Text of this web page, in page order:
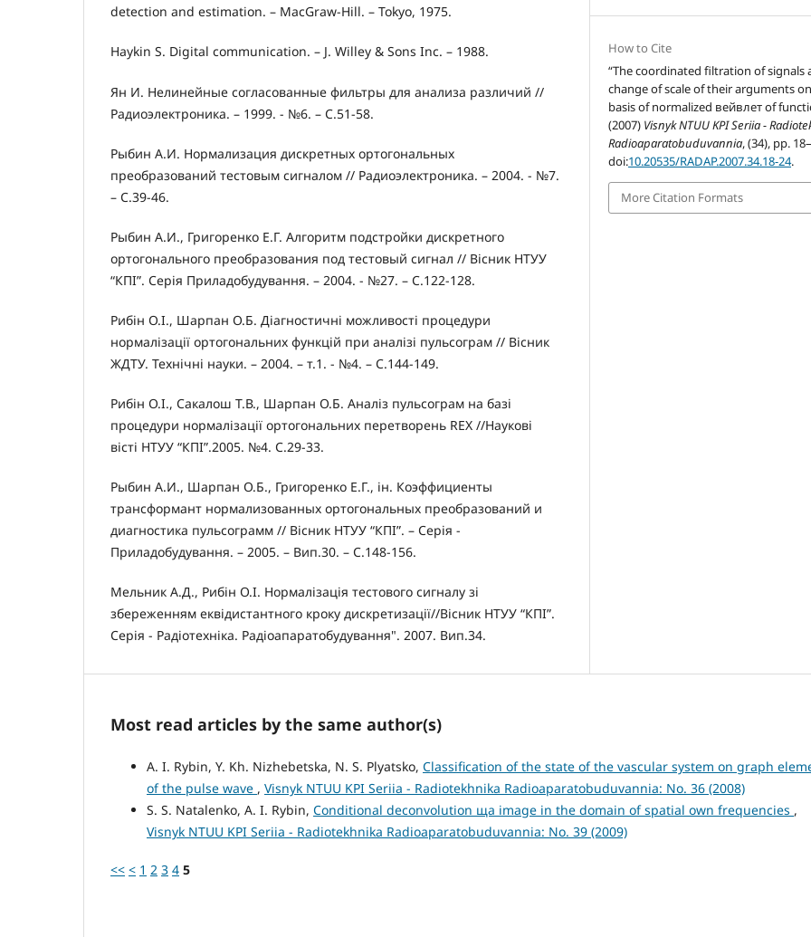
detection and estimation. – MacGraw-Hill. – Tokyo, 1975.
Haykin S. Digital communication. – J. Willey & Sons Inc. – 1988.
Ян И. Нелинейные согласованные фильтры для анализа различий //
Радиоэлектроника. – 1999. - №6. – С.51-58.
Рыбин А.И. Нормализация дискретных ортогональных
преобразований тестовым сигналом // Радиоэлектроника. – 2004. - №7.
– С.39-46.
Рыбин А.И., Григоренко Е.Г. Алгоритм подстройки дискретного
ортогонального преобразования под тестовый сигнал // Вісник НТУУ
“КПІ”. Серія Приладобудування. – 2004. - №27. – С.122-128.
Рибін О.І., Шарпан О.Б. Діагностичні можливості процедури
нормалізації ортогональних функцій при аналізі пульсограм // Вісник
ЖДТУ. Технічні науки. – 2004. – т.1. - №4. – С.144-149.
Рибін О.І., Сакалош Т.В., Шарпан О.Б. Аналіз пульсограм на базі
процедури нормалізації ортогональних перетворень REX //Наукові
вісті НТУУ “КПІ”.2005. №4. С.29-33.
Рыбин А.И., Шарпан О.Б., Григоренко Е.Г., ін. Коэффициенты
трансформант нормализованных ортогональных преобразований и
диагностика пульсограмм // Вісник НТУУ “КПІ”. – Серія -
Приладобудування. – 2005. – Вип.30. – С.148-156.
Мельник А.Д., Рибін О.І. Нормалізація тестового сигналу зі
збереженням еквідистантного кроку дискретизації//Вісник НТУУ “КПІ”.
Серія - Радіотехніка. Радіоапаратобудування". 2007. Вип.34.
How to Cite
“The coordinated filtration of signals
change of scale of their arguments
basis of normalized вейвлет of
(2007) Visnyk NTUU KPI Seriia -
Radioaparatobuduvannia, (34), pp.
doi:10.20535/RADAP.2007.34.18-24.
More Citation Formats
Most read articles by the same author(s)
A. I. Rybin, Y. Kh. Nizhebetska, N. S. Plyatsko, Classification of the state of the vascular system on graph
of the pulse wave , Visnyk NTUU KPI Seriia - Radiotekhnika Radioaparatobuduvannia: No. 36 (2008)
S. S. Natalenko, A. I. Rybin, Conditional deconvolution ща image in the domain of spatial own frequencies ,
Visnyk NTUU KPI Seriia - Radiotekhnika Radioaparatobuduvannia: No. 39 (2009)
<< < 1 2 3 4 5